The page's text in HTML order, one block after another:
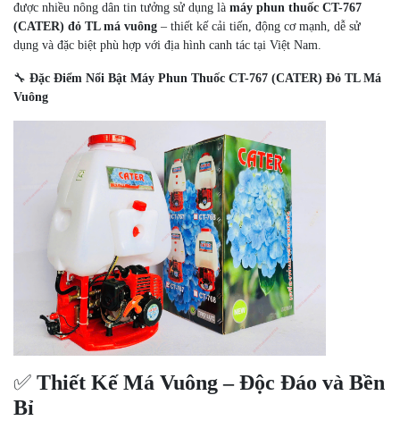
được nhiều nông dân tin tưởng sử dụng là máy phun thuốc CT-767
(CATER) đỏ TL má vuông – thiết kế cải tiến, động cơ mạnh, dễ sử
dụng và đặc biệt phù hợp với địa hình canh tác tại Việt Nam.
🔧 Đặc Điểm Nổi Bật Máy Phun Thuốc CT-767 (CATER) Đỏ TL Má
Vuông
✅ Thiết Kế Má Vuông – Độc Đáo và Bền
Bỉ